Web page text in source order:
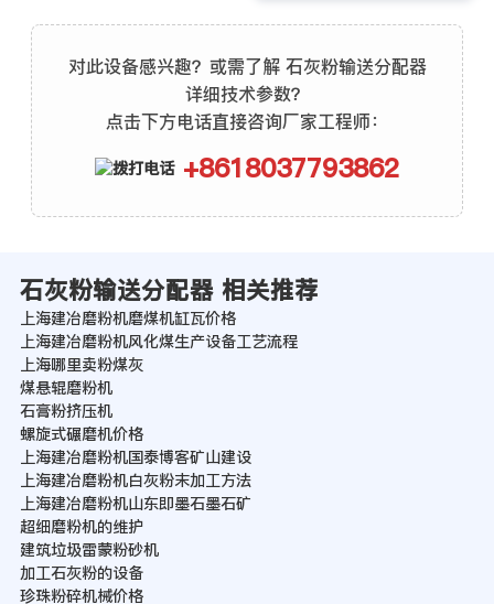
对此设备感兴趣？或需了解 石灰粉输送分配器
详细技术参数？
点击下方电话直接咨询厂家工程师：
+8618037793862
石灰粉输送分配器 相关推荐
上海建冶磨粉机磨煤机缸瓦价格
上海建冶磨粉机风化煤生产设备工艺流程
上海哪里卖粉煤灰
煤悬辊磨粉机
石膏粉挤压机
螺旋式碾磨机价格
上海建冶磨粉机国泰博客矿山建设
上海建冶磨粉机白灰粉末加工方法
上海建冶磨粉机山东即墨石墨石矿
超细磨粉机的维护
建筑垃圾雷蒙粉砂机
加工石灰粉的设备
珍珠粉碎机械价格